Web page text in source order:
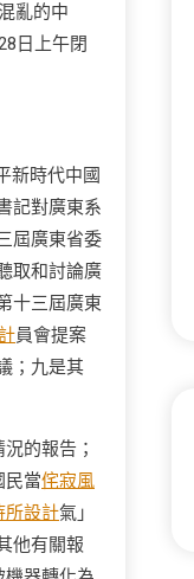
亂的中
日上午閉
新時代中國
記對廣東系
屆廣東省委
取和討論廣
十三屆廣東
員會提案
；九是其
的報告；
民當侘寂風
所設計氣」
他有關報